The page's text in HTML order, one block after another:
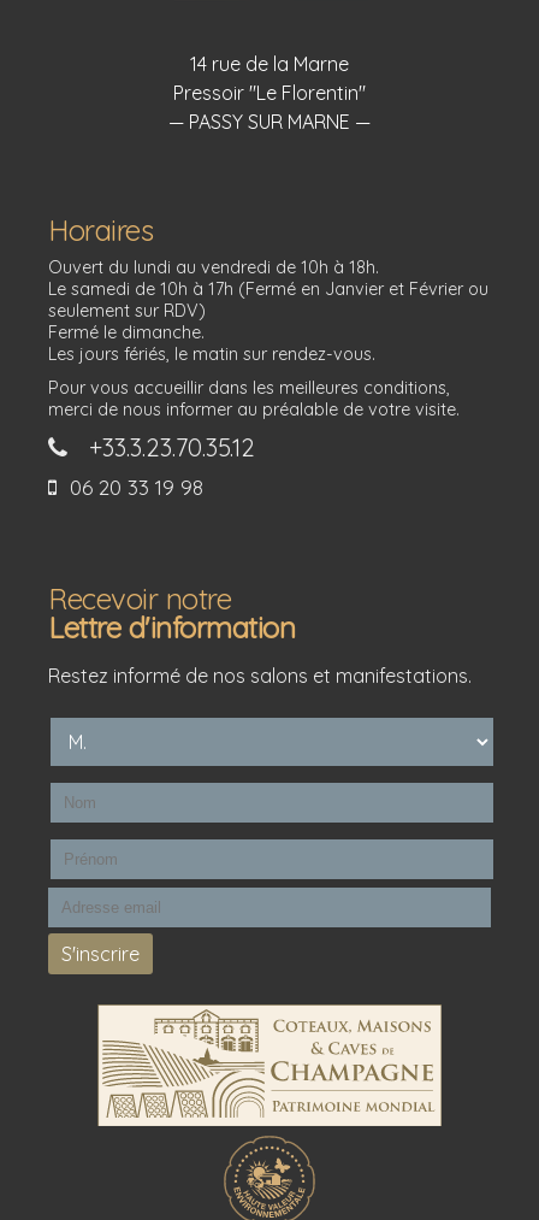
14 rue de la Marne
Pressoir "Le Florentin"
— PASSY SUR MARNE —
Horaires
Ouvert du lundi au vendredi de 10h à 18h.
Le samedi de 10h à 17h (Fermé en Janvier et Février ou
seulement sur RDV)
Fermé le dimanche.
Les jours fériés, le matin sur rendez-vous.
Pour vous accueillir dans les meilleures conditions,
merci de nous informer au préalable de votre visite.
+33.3.23.70.35.12
06 20 33 19 98
Recevoir notre
Lettre d'information
Restez informé de nos salons et manifestations.